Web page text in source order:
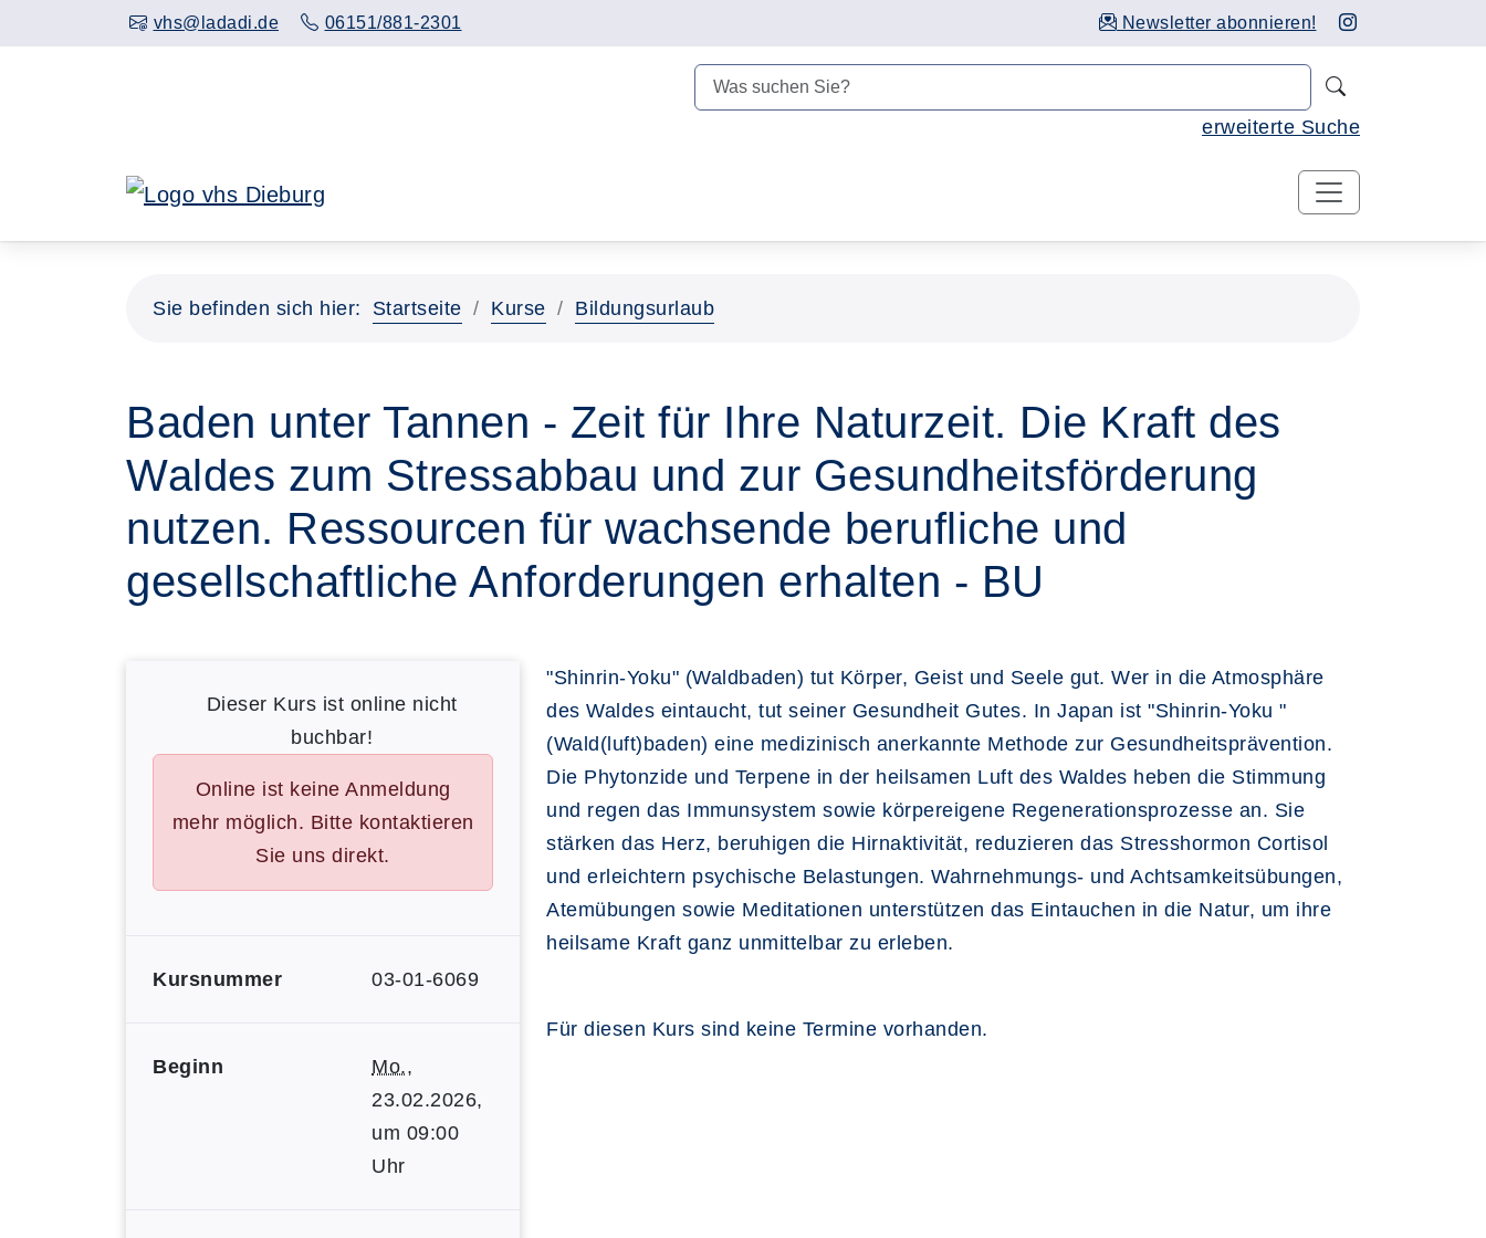
vhs@ladadi.de 06151/881-2301 Newsletter abonnieren!
erweiterte Suche
Hauptinhalt anspringen
Sie befinden sich hier: Startseite Kurse Bildungsurlaub
Baden unter Tannen - Zeit für Ihre Naturzeit. Die Kraft des
Waldes zum Stressabbau und zur Gesundheitsförderung
nutzen. Ressourcen für wachsende berufliche und
gesellschaftliche Anforderungen erhalten - BU
Dieser Kurs ist online nicht
buchbar!
Online ist keine Anmeldung
mehr möglich. Bitte kontaktieren
Sie uns direkt.
Kursnummer 03-01-6069
Beginn Mo.,
23.02.2026,
um 09:00
Uhr
"Shinrin-Yoku" (Waldbaden) tut Körper, Geist und Seele gut. Wer in die Atmosphäre
des Waldes eintaucht, tut seiner Gesundheit Gutes. In Japan ist "Shinrin-Yoku "
(Wald(luft)baden) eine medizinisch anerkannte Methode zur Gesundheitsprävention.
Die Phytonzide und Terpene in der heilsamen Luft des Waldes heben die Stimmung
und regen das Immunsystem sowie körpereigene Regenerationsprozesse an. Sie
stärken das Herz, beruhigen die Hirnaktivität, reduzieren das Stresshormon Cortisol
und erleichtern psychische Belastungen. Wahrnehmungs- und Achtsamkeitsübungen,
Atemübungen sowie Meditationen unterstützen das Eintauchen in die Natur, um ihre
heilsame Kraft ganz unmittelbar zu erleben.
Für diesen Kurs sind keine Termine vorhanden.